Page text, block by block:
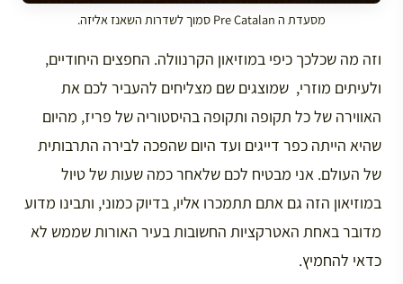
מסעדת ה Pre Catalan סמוך לשדרות השאנז אליזה.
וזה מה שכלכך כיפי במוזיאון הקרנוולה. החפצים היחודיים,
ולעיתים מוזרי, שמוצגים שם מצליחים להעביר לכם את
האווירה של כל תקופה ותקופה בהיסטוריה של פריז, מהיום
שהיא הייתה כפר דייגים ועד היום שהפכה לבירה התרבותית
של העולם. אני מבטיח לכם שלאחר כמה שעות של טיול
במוזיאון הזה גם אתם תתמכרו אליו, בדיוק כמוני, ותבינו מדוע
מדובר באחת האטרקציות החשובות בעיר האורות שממש לא
כדאי להחמיץ.